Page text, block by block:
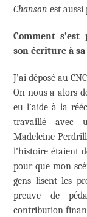
Chanson est
Comment
son écriture à
J’ai déposé au
On nous a alors
eu l’aide à la
travaillé avec
Madeleine-
l’histoire étaient
pour que mon
gens lisent les
preuve de
contribution